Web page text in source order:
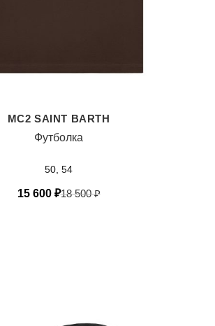
MC2 SAINT BARTH
Футболка
50, 54
15 600 ₽18 500₽